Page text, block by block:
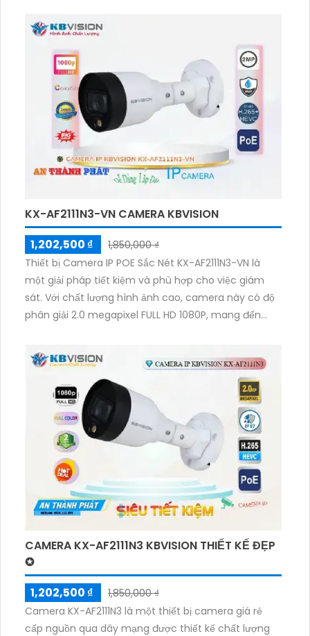
KX-AF2111N3-VN CAMERA KBVISION
1,202,500 ₫
1,850,000 ₫
Thiết bị Camera IP POE Sắc Nét KX-AF2111N3-VN là
một giải pháp tiết kiệm và phù hợp cho việc giám
sát. Với chất lượng hình ảnh cao, camera này có độ
phân giải 2.0 megapixel FULL HD 1080P, mang đến
Đặc biệt, camera này có khả năng quan sát ban
đêm với màu sắc rõ ràng nhờ tính năng Full Color
20m. Điều này giúp giám sát ban đêm trở nên hiệu
quả. Với thiết kế bullet ngoài trời và thân kim loại
chính hãng, camera này đảm bảo sự bền bỉ và
chống thời tiết xấu.
Thiết bị này còn tích hợp công nghệ IP POE, giúp dễ
dàng tích hợp với nhiều hệ thống khác nhau. Ngoài
ra, camera còn có khả năng chống trộm hiệu quả và
báo động khi phát hiện chuyển động, giúp bảo vệ an
CAMERA KX-AF2111N3 KBVISION THIẾT KẾ ĐẸP
✪
1,202,500 ₫
1,850,000 ₫
Camera KX-AF2111N3 là một thiết bị camera giá rẻ
cấp nguồn qua dây mạng được thiết kế chất lượng